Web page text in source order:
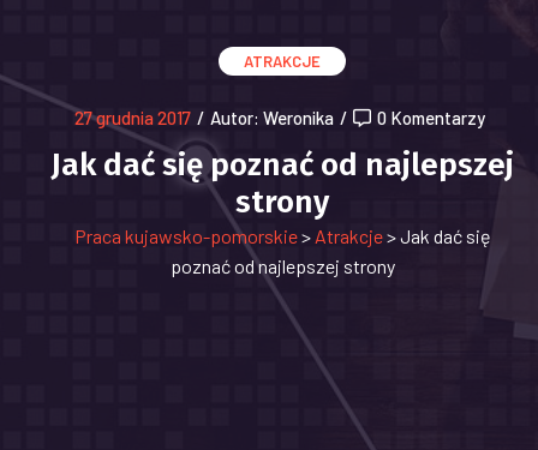
ATRAKCJE
27 grudnia 2017 / Autor: Weronika / 0 Komentarzy
Jak dać się poznać od najlepszej
strony
Praca kujawsko-pomorskie> Atrakcje>Jak dać się
poznać od najlepszej strony